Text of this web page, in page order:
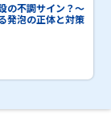
の不調サイン？～
発泡の正体と対策